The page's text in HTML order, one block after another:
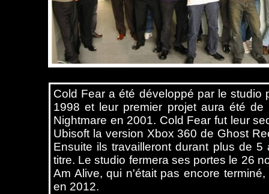
Cold Fear a été développé par le studio
1998 et leur premier projet aura été
Nightmare en 2001. Cold Fear fut leur
Ubisoft la version Xbox 360 de Ghost
Ensuite ils travailleront durant plus de
titre. Le studio fermera ses portes le 26
Am Alive, qui n'était pas encore
en 2012.